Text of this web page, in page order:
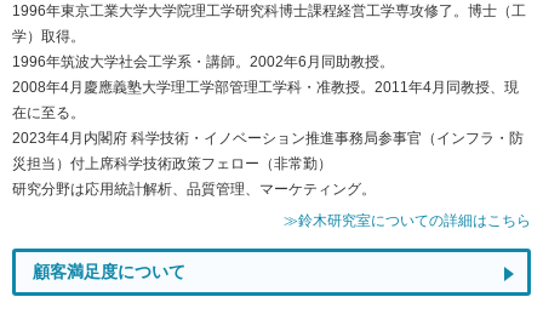
1996年東京工業大学大学院理工学研究科博士課程経営工学専攻修了。博士（工
学）取得。
1996年筑波大学社会工学系・講師。2002年6月同助教授。
2008年4月慶應義塾大学理工学部管理工学科・准教授。2011年4月同教授、現
在に至る。
2023年4月内閣府 科学技術・イノベーション推進事務局参事官（インフラ・防
災担当）付上席科学技術政策フェロー（非常勤）
研究分野は応用統計解析、品質管理、マーケティング。
≫鈴木研究室についての詳細はこちら
顧客満足度について